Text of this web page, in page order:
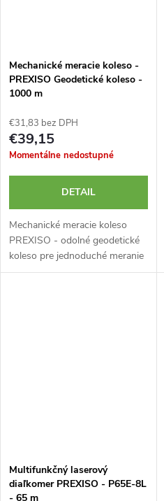
Mechanické meracie koleso -
PREXISO Geodetické koleso -
1000 m
€31,83 bez DPH
€39,15
Momentálne nedostupné
DETAIL
Mechanické meracie koleso
PREXISO - odolné geodetické
koleso pre jednoduché meranie
dlhších vzdialeností v teréne.
Multifunkčný laserový
diaľkomer PREXISO - P65E-8L
- 65 m